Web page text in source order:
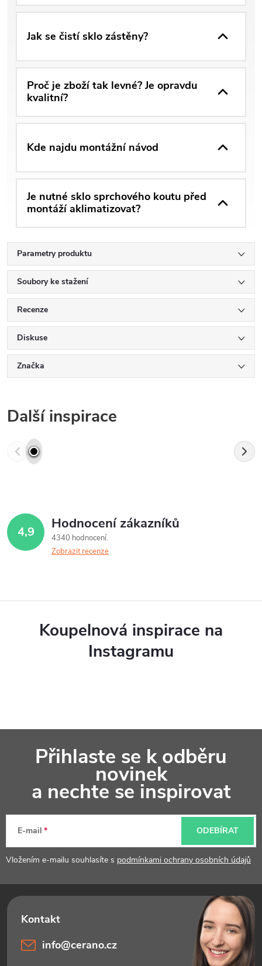
Jak se čistí sklo zástěny?
Proč je zboží tak levné? Je opravdu
kvalitní?
Kde najdu montážní návod
Je nutné sklo sprchového koutu před
montáží aklimatizovat?
Parametry produktu
Soubory ke stažení
Recenze
Diskuse
Značka
Další inspirace
4,9 Hodnocení zákazníků
4340 hodnocení
Zobrazit recenze
Koupelnová inspirace na
Instagramu
a
Přihlaste se k odběru
novinek
a nechte se inspirovat
E-mail
Vložením e-mailu souhlasíte s podmínkami ochrany osobních údajů
ODEBÍRAT
info@cerano.cz